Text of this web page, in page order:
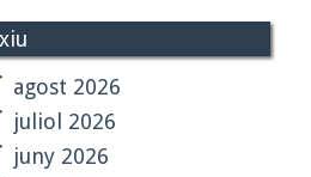
agost 2026
juliol 2026
juny 2026